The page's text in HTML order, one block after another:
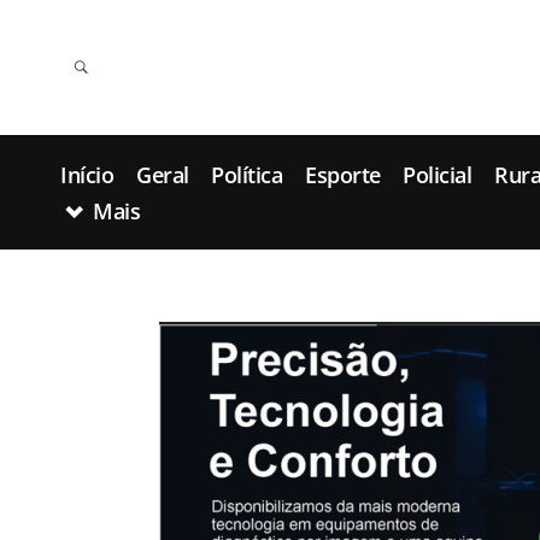
Início Geral Política Esporte Policial
Mais